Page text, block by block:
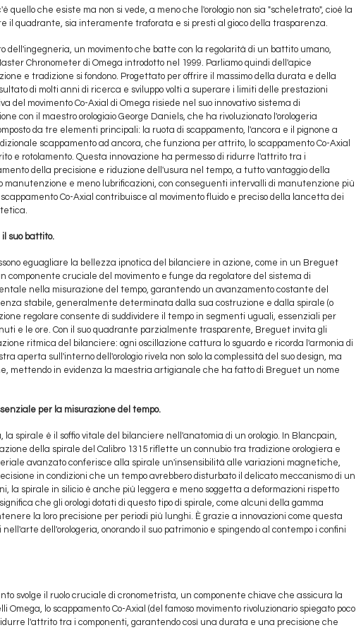
quello che esiste ma non si vede, a meno che l'orologio non sia "scheletrato", cioè la
il quadrante, sia interamente traforata e si presti al gioco della trasparenza.
dell'ingegneria, un movimento che batte con la regolarità di un battito umano,
Chronometer di Omega introdotto nel 1999. Parliamo quindi dell'apice
e tradizione si fondono. Progettato per offrire il massimo della durata e della
di molti anni di ricerca e sviluppo volti a superare i limiti delle prestazioni
del movimento Co-Axial di Omega risiede nel suo innovativo sistema di
con il maestro orologiaio George Daniels, che ha rivoluzionato l'orologeria
da tre elementi principali: la ruota di scappamento, l'ancora e il pignone a
scappamento ad ancora, che funziona per attrito, lo scappamento Co-Axial
e rotolamento. Questa innovazione ha permesso di ridurre l'attrito tra i
della precisione e riduzione dell'usura nel tempo, a tutto vantaggio della
manutenzione e meno lubrificazioni, con conseguenti intervalli di manutenzione più
Co-Axial contribuisce al movimento fluido e preciso della lancetta dei
il suo battito.
eguagliare la bellezza ipnotica del bilanciere in azione, come in un Breguet
componente cruciale del movimento e funge da regolatore del sistema di
nella misurazione del tempo, garantendo un avanzamento costante del
stabile, generalmente determinata dalla sua costruzione e dalla spirale (o
regolare consente di suddividere il tempo in segmenti uguali, essenziali per
e le ore. Con il suo quadrante parzialmente trasparente, Breguet invita gli
ritmica del bilanciere: ogni oscillazione cattura lo sguardo e ricorda l'armonia di
aperta sull'interno dell'orologio rivela non solo la complessità del suo design, ma
mettendo in evidenza la maestria artigianale che ha fatto di Breguet un nome
per la misurazione del tempo.
spirale è il soffio vitale del bilanciere nell'anatomia di un orologio. In Blancpain,
della spirale del Calibro 1315 riflette un connubio tra tradizione orologiera e
avanzato conferisce alla spirale un'insensibilità alle variazioni magnetiche,
in condizioni che un tempo avrebbero disturbato il delicato meccanismo di un
la spirale in silicio è anche più leggera e meno soggetta a deformazioni rispetto
che gli orologi dotati di questo tipo di spirale, come alcuni della gamma
la loro precisione per periodi più lunghi. È grazie a innovazioni come questa
dell'orologeria, onorando il suo patrimonio e spingendo al contempo i confini
svolge il ruolo cruciale di cronometrista, un componente chiave che assicura la
Omega, lo scappamento Co-Axial (del famoso movimento rivoluzionario spiegato poco
l'attrito tra i componenti, garantendo così una durata e una precisione che